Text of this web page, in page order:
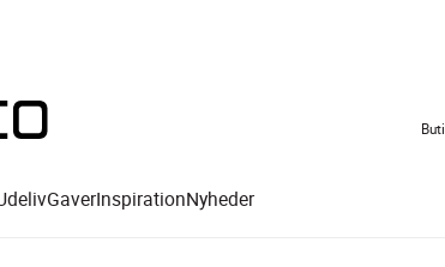
GaverInspirationNyheder